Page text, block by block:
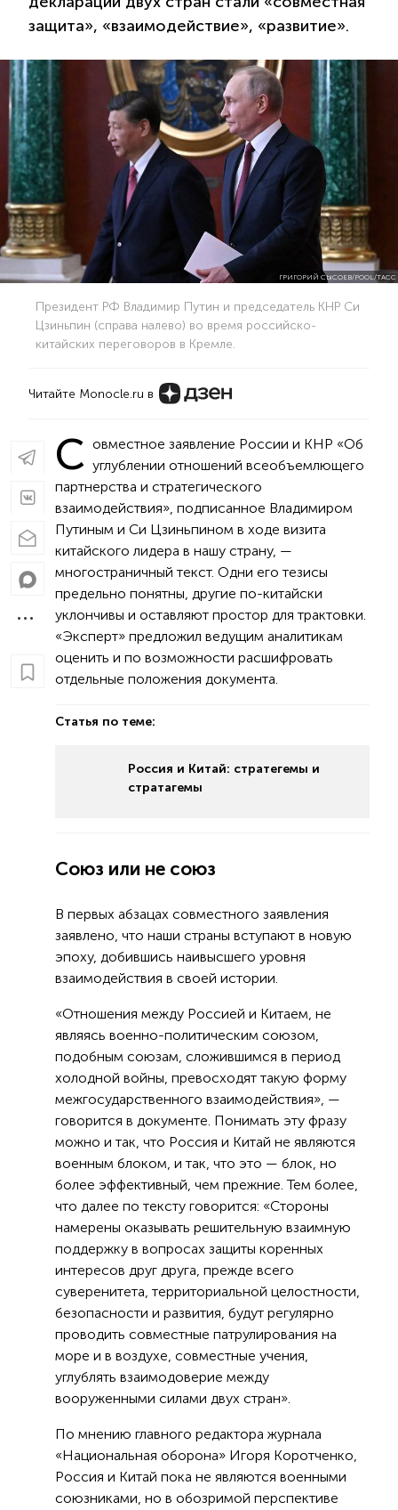
защита», «взаимодействие», «развитие».
ГРИГОРИЙ СЫСОЕВ/POOL/ТАСС
Президент РФ Владимир Путин и председатель КНР Си
Цзиньпин (справа налево) во время российско-
китайских переговоров в Кремле.
Читайте Monocle.ru в
С овместное заявление России и КНР «Об
углублении отношений всеобъемлющего
партнерства и стратегического
взаимодействия», подписанное Владимиром
Путиным и Си Цзиньпином в ходе визита
китайского лидера в нашу страну, —
многостраничный текст. Одни его тезисы
предельно понятны, другие по-китайски
уклончивы и оставляют простор для трактовки.
«Эксперт» предложил ведущим аналитикам
оценить и по возможности расшифровать
отдельные положения документа.
Статья по теме:
Россия и Китай: стратегемы и
стратагемы
Союз или не союз
В первых абзацах совместного заявления
заявлено, что наши страны вступают в новую
эпоху, добившись наивысшего уровня
взаимодействия в своей истории.
«Отношения между Россией и Китаем, не
являясь военно-политическим союзом,
подобным союзам, сложившимся в период
холодной войны, превосходят такую форму
межгосударственного взаимодействия», —
говорится в документе. Понимать эту фразу
можно и так, что Россия и Китай не являются
военным блоком, и так, что это — блок, но
более эффективный, чем прежние. Тем более,
что далее по тексту говорится: «Стороны
намерены оказывать решительную взаимную
поддержку в вопросах защиты коренных
интересов друг друга, прежде всего
суверенитета, территориальной целостности,
безопасности и развития, будут регулярно
проводить совместные патрулирования на
море и в воздухе, совместные учения,
углублять взаимодоверие между
вооруженными силами двух стран».
По мнению главного редактора журнала
«Национальная оборона» Игоря Коротченко,
Россия и Китай пока не являются военными
союзниками, но в обозримой перспективе